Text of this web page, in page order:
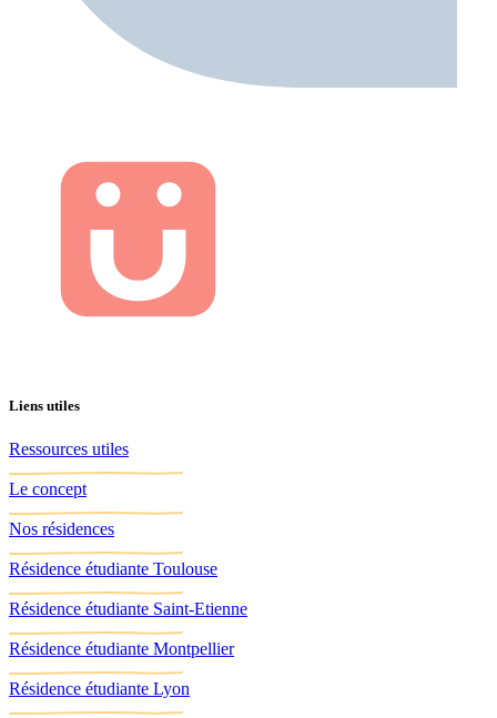
Liens utiles
Ressources utiles
Le concept
Nos résidences
Résidence étudiante Toulouse
Résidence étudiante Saint-Etienne
Résidence étudiante Montpellier
Résidence étudiante Lyon